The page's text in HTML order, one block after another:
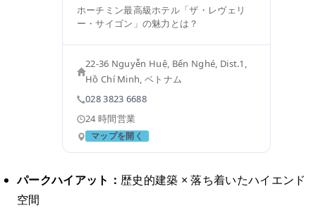
ホーチミン最高級ホテル「ザ・レヴェリ
ー・サイゴン」の魅力とは？
22-36 Nguyễn Huệ, Bến Nghé, Dist.1,
Hồ Chí Minh, ベトナム
028 3823 6688
24 時間営業
マップを開く
パークハイアット： 歴史的建築 × 落ち着いたハイエンド
空間